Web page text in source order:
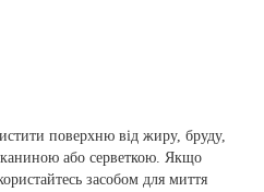
поверхню від жиру, бруду,
або серветкою. Якщо
засобом для миття